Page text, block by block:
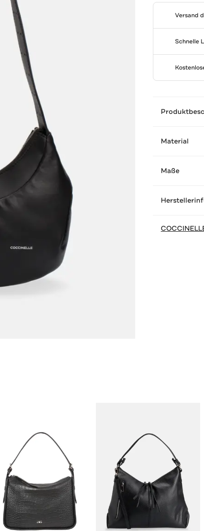
Versand
Schnelle
Material
Maße